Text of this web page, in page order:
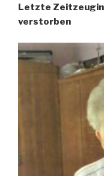
Letzte Zeitzeugin
verstorben